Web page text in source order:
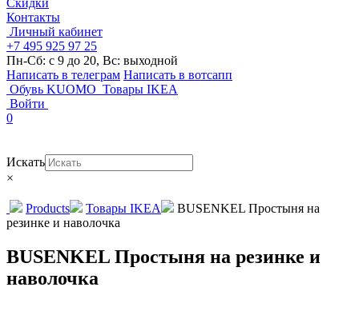
Скидки
Контакты
Личный кабинет
+7 495 925 97 25
Пн-Сб: с 9 до 20, Вс: выходной
Написать в телеграм Написать в вотсапп
Обувь KUOMO Товары IKEA
Войти
0
Искать
×
Products Товары IKEA
BUSENKEL Простыня на
резинке и наволочка
BUSENKEL Простыня на резинке и
наволочка